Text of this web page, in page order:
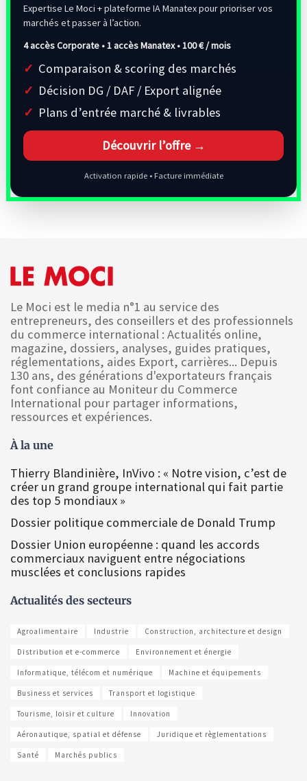
Expertise Le Moci + plateforme IA Manatex pour prioriser vos
marchés et passer à l’action.
4 accès Corporate • 1 accès Manatex •100 € / mois
Comparaison & scoring des marchés
Décision DG / DAF / Export alignée
Plans d’entrée marché & livrables
Découvrir l’offre →
Activation rapide • Facture immédiate
Le Moci est le media n°1 au service des
entrepreneurs, des conseillers et des professionnels
du commerce international : Actualités online,
magazine, dossiers, analyses, guides pratiques,
réglementations, aides Export, carrières... Depuis
130 ans, des générations d'exportateurs français
font confiance au Moniteur du Commerce
International pour partager informations,
ressources et expériences.
À la une
Thierry Blandinière, InVivo : « Notre vision, c’est de
créer un grand groupe international qui fait partie
des top 5 mondiaux »
Dossier politique commerciale de Donald Trump
Dossier Union européenne : quand les accords
commerciaux naviguent entre négociations
musclées et conclusions rapides
Actualités des secteurs
Agroalimentaire Industrie Construction, architecture et design
Distribution et e-commerce Environnement et énergie
Informatique, télécom et numérique Machine et équipements
Business et services Transport et logistique
Tourisme, loisir et culture Innovation
Aéronautique, spatial et défense Juridique et règlementations
Santé Marchés publics